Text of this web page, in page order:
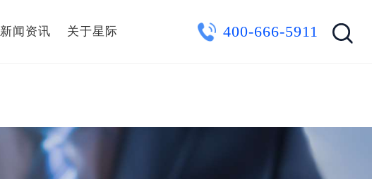
新闻资讯 关于星际 400-666-5911